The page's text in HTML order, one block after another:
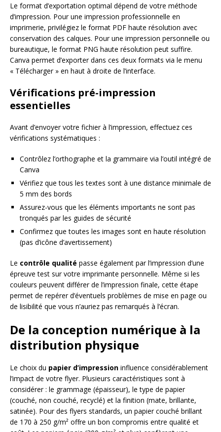
Le format d’exportation optimal dépend de votre méthode
d’impression. Pour une impression professionnelle en
imprimerie, privilégiez le format PDF haute résolution avec
conservation des calques. Pour une impression personnelle ou
bureautique, le format PNG haute résolution peut suffire.
Canva permet d’exporter dans ces deux formats via le menu
« Télécharger » en haut à droite de l’interface.
Vérifications pré-impression
essentielles
Avant d’envoyer votre fichier à l’impression, effectuez ces
vérifications systématiques :
Contrôlez l’orthographe et la grammaire via l’outil intégré de
Canva
Vérifiez que tous les textes sont à une distance minimale de
5 mm des bords
Assurez-vous que les éléments importants ne sont pas
tronqués par les guides de sécurité
Confirmez que toutes les images sont en haute résolution
(pas d’icône d’avertissement)
Le contrôle qualité passe également par l’impression d’une
épreuve test sur votre imprimante personnelle. Même si les
couleurs peuvent différer de l’impression finale, cette étape
permet de repérer d’éventuels problèmes de mise en page ou
de lisibilité que vous n’auriez pas remarqués à l’écran.
De la conception numérique à la
distribution physique
Le choix du papier d’impression influence considérablement
l’impact de votre flyer. Plusieurs caractéristiques sont à
considérer : le grammage (épaisseur), le type de papier
(couché, non couché, recyclé) et la finition (mate, brillante,
satinée). Pour des flyers standards, un papier couché brillant
de 170 à 250 g/m² offre un bon compromis entre qualité et